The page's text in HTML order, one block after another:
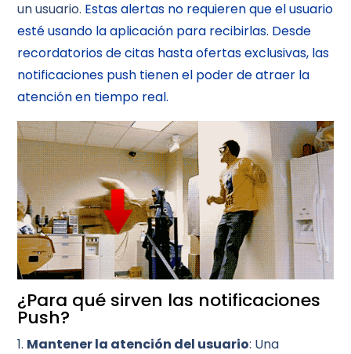
un usuario. Estas alertas no requieren que el usuario
esté usando la aplicación para recibirlas. Desde
recordatorios de citas hasta ofertas exclusivas, las
notificaciones push tienen el poder de atraer la
atención en tiempo real.
¿Para qué sirven las notificaciones
Push?
Mantener la atención del usuario: Una